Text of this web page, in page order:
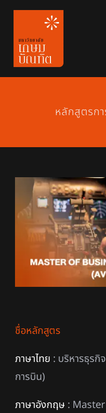
Skip
content
หลักสูตร
สมัครเรียน
หลักสูตรก
View
Larger
Image
ชื่อหลักสูตร
ภาษาไทย : บริหารธุร
การบิน)
ภาษาอังกฤษ :